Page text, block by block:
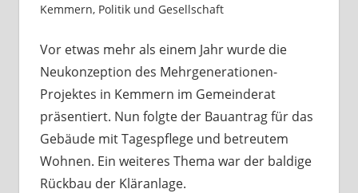
Kemmern, Politik und Gesellschaft
Vor etwas mehr als einem Jahr wurde die
Neukonzeption des Mehrgenerationen-
Projektes in Kemmern im Gemeinderat
präsentiert. Nun folgte der Bauantrag für das
Gebäude mit Tagespflege und betreutem
Wohnen. Ein weiteres Thema war der baldige
Rückbau der Kläranlage.